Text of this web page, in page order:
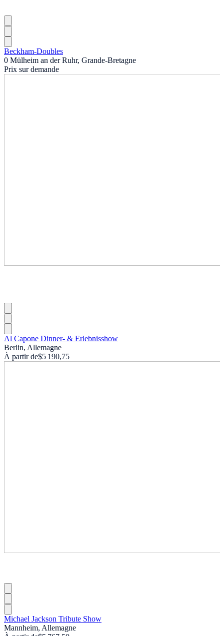
Beckham-Doubles
0 Mülheim an der Ruhr, Grande-Bretagne
Prix sur demande
Al Capone Dinner- & Erlebnisshow
Berlin, Allemagne
À partir de$5 190,75
Michael Jackson Tribute Show
Mannheim, Allemagne